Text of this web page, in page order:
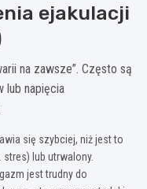
ejakulacji
na zawsze”. Często są
lub napięcia
się szybciej, niż jest to
lub utrwalony.
jest trudny do